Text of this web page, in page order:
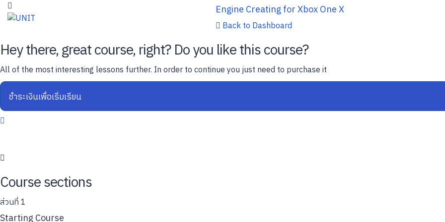
Engine Creating for Xbox One X
Back to Dashboard
Hey there, great course, right? Do you like this course?
All of the most interesting lessons further. In order to continue you just need to purchase it
ชำระเงินเพื่อเริ่มเรียน
Course sections
ส่วนที่ 1
Starting Course